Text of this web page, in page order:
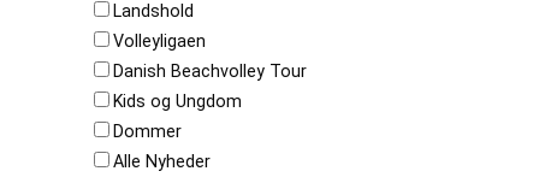
Landshold
Volleyligaen
Danish Beachvolley Tour
Kids og Ungdom
Dommer
Alle Nyheder